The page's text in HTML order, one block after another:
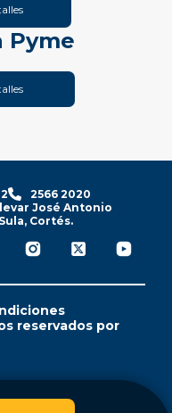
Pyme
2566 2020
José Antonio
Cortés.
reservados por